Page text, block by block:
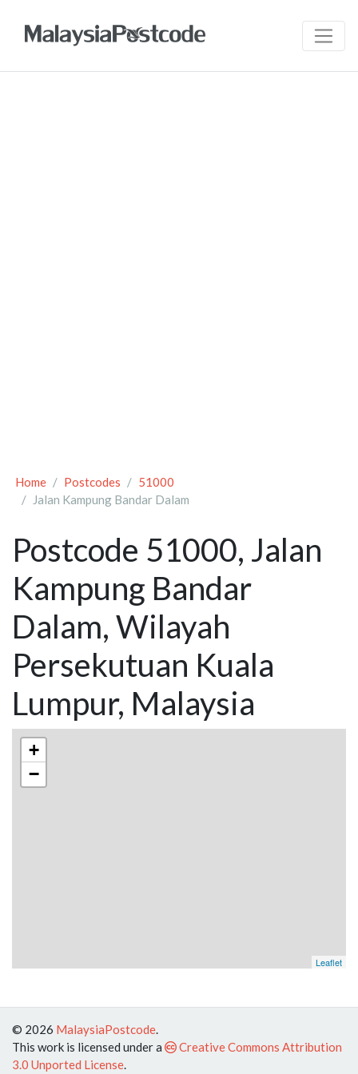
Home Postcodes
51000
Jalan Kampung Bandar Dalam
Postcode 51000, Jalan
Kampung Bandar
Dalam, Wilayah
Persekutuan Kuala
Lumpur, Malaysia
+
−
Leaflet
© 2026 MalaysiaPostcode.
This work is licensed under a
Creative Commons Attribution
3.0 Unported License.